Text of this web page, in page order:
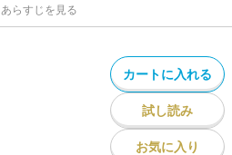
あらすじを見る
カートに入れる
試し読み
お気に入り